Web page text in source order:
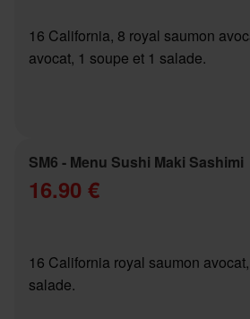
16 California, 8 royal saumon
avocat, 1 soupe et 1 salade.
SM6 - Menu Sushi Maki Sashimi
16.90 €
16 California royal saumon
salade.